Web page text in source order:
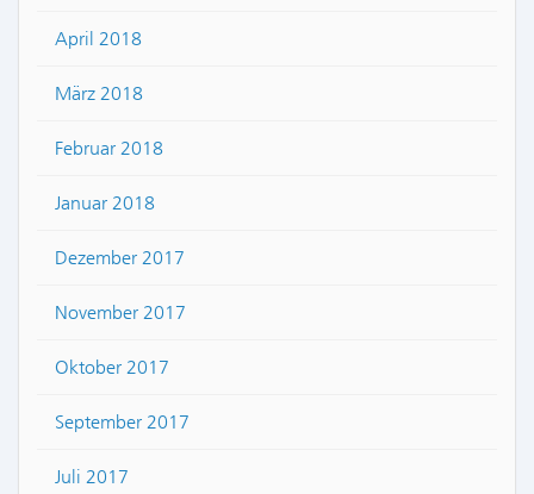
April 2018
März 2018
Februar 2018
Januar 2018
Dezember 2017
November 2017
Oktober 2017
September 2017
Juli 2017